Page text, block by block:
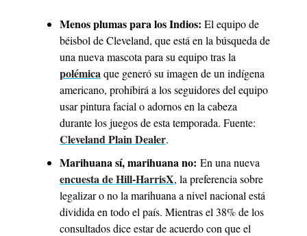
Menos plumas para los Indios: El equipo de
béisbol de Cleveland, que está en la búsqueda de
polémica que generó su imagen de un indígena
americano, prohibirá a los seguidores del equipo
usar pintura facial o adornos en la cabeza
Cleveland Plain Dealer.
Marihuana sí, marihuana no:
encuesta de Hill-HarrisX, la preferencia sobre
legalizar o no la marihuana a nivel nacional está
dividida en todo el país. Mientras el 38% de los
consultados dice estar de acuerdo con que el